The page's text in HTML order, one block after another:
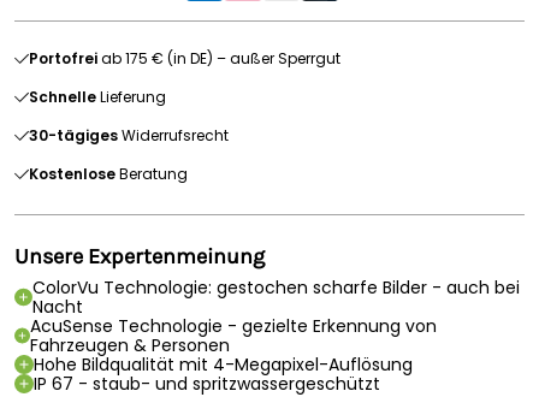
Portofreiab 175 € (in DE) – außer Sperrgut
SchnelleLieferung
30-tägigesWiderrufsrecht
KostenloseBeratung
Unsere Expertenmeinung
ColorVu Technologie: gestochen scharfe Bilder - auch bei
Nacht
AcuSense Technologie - gezielte Erkennung von
Fahrzeugen & Personen
Hohe Bildqualität mit 4-Megapixel-Auflösung
IP 67 - staub- und spritzwassergeschützt